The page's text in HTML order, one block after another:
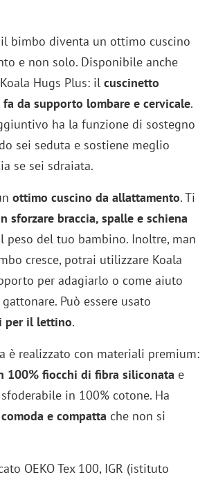
il bimbo diventa un ottimo cuscino
e non solo. Disponibile anche
Hugs Plus: ilcuscinetto
da supporto lombare e cervicale.
ha la funzione di sostegno
sei seduta e sostiene meglio
se sei sdraiata.
ottimo cuscino da allattamento. Ti
sforzare braccia, spalle e schiena
peso del tuo bambino. Inoltre, man
cresce, potrai utilizzare Koala
per adagiarlo o come aiuto
Può essere usato
per il lettino.
è realizzato con materiali premium:
100% fiocchi di fibra siliconata e
in 100% cotone. Ha
e compatta che non si
OEKO Tex 100, IGR (istituto